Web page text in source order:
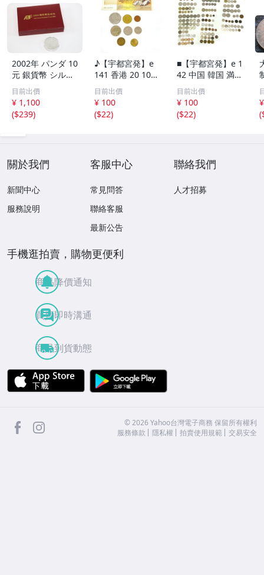
2002年 パンダ 10
元 銀貨幣 シルバ
ー 中国人民銀行
中華人民共和国
プルーフ 古銭 硬
貨 コイン 銀貨 ケ
目前出價
¥ 1,100
($239)
♪【宇都宮発】e
141 香港 20 10セ
ント 硬貨 / シン
ガポール 50 20 1
0セント / オース
トラリア 旧1ドル
目前出價
¥ 100
($22)
■【宇都宮発】e 1
42 中国 韓国 満州
オランダ タイ ド
イツ フランス フ
ィリピン イギリ
ス スイス インド
目前出價
¥ 100
($22)
(
關於我們
新聞中心
服務說明
客服中心
常見問答
聯絡客服
最新公告
聯絡我們
人才招募
手機逛拍賣，購物更便利
商品降價通知
買賣即時溝通
商品到貨動態
APP Store
facebook ©2026 Yahoo台灣電子商務 保留所有權利
服務條款
隱私權 拍賣使用規範 交易安全